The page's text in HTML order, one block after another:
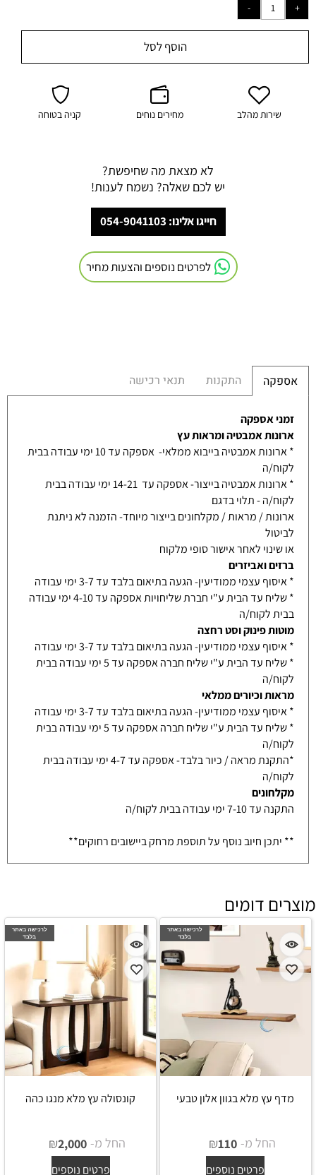
הוסף לסל
שירות מהלב מחירים נוחים קניה בטוחה
לא מצאת מה שחיפשת?
יש לכם שאלה? נשמח לענות!
חייגו אלינו: 054-9041103
לפרטים נוספים והצעות מחיר
אספקה התקנות תנאי רכישה
זמני אספקה
ארונות אמבטיה ומראות עץ
* ארונות אמבטיה בייבוא ממלאי- אספקה עד 10 ימי עבודה בבית
לקוח/ה
* ארונות אמבטיה בייצור- אספקה עד 14-21 ימי עבודה בבית
לקוח/ה - תלוי בדגם
ארונות / מראות / מקלחונים בייצור מיוחד- הזמנה לא ניתנת
לביטול
או שינוי לאחר אישור סופי מלקוח
ברזים ואביזרים
* איסוף עצמי ממודיעין- הגעה בתיאום בלבד עד 3-7 ימי עבודה
* שליח עד הבית ע"י חברת שליחויות אספקה עד 4-10 ימי עבודה
בבית לקוח/ה
מוטות פינוק וסט רחצה
* איסוף עצמי ממודיעין- הגעה בתיאום בלבד עד 3-7 ימי עבודה
* שליח עד הבית ע"י שליח חברה אספקה עד 5 ימי עבודה בבית
לקוח/ה
מראות וכיורים ממלאי
* איסוף עצמי ממודיעין- הגעה בתיאום בלבד עד 3-7 ימי עבודה
* שליח עד הבית ע"י שליח חברה אספקה עד 5 ימי עבודה בבית
לקוח/ה
*התקנת מראה / כיור בלבד- אספקה עד 4-7 ימי עבודה בבית
לקוח/ה
מקלחונים
התקנה עד 7-10 ימי עבודה בבית לקוח/ה
** יתכן חיוב נוסף על תוספת מרחק ביישובים רחוקים**
מוצרים דומים
מדף עץ מלא בגוון אלון טבעי
החל מ- ₪110
פרטים נוספים
קונסולה עץ מלא מנגו כהה
החל מ- ₪2,000
פרטים נוספים